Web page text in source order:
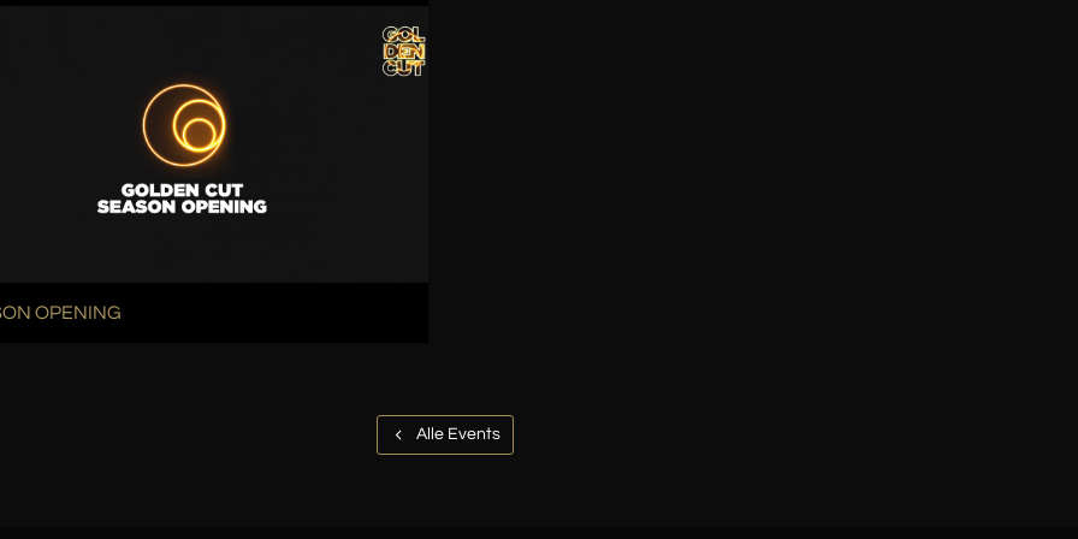
OPENING
Alle Events